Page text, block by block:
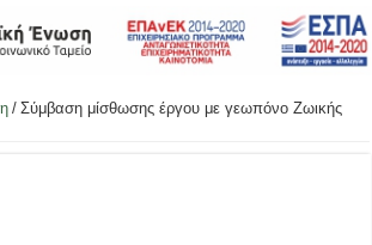
/ Σύμβαση μίσθωσης έργου με γεωπόνο Ζωικής